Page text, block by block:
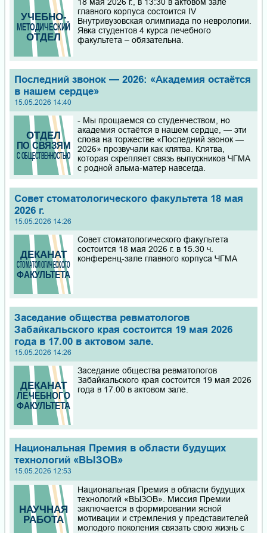
главного корпуса состоится IV
Внутривузовская олимпиада по неврологии.
Явка студентов 4 курса лечебного
факультета – обязательна.
Последний звонок — 2026: «Академия остаётся
в нашем сердце»
15.05.2026 14:40
- Мы прощаемся со студенчеством, но
академия остаётся в нашем сердце, — эти
слова на торжестве «Последний звонок —
2026» прозвучали как клятва. Клятва,
которая скрепляет связь выпускников ЧГМА
с родной альма‑матер навсегда.
Совет стоматологического факультета 18 мая
2026 г.
15.05.2026 14:26
Совет стоматологического факультета
состоится 18 мая 2026 г. в 15.30 ч.
конференц-зале главного корпуса ЧГМА
Заседание общества ревматологов
Забайкальского края состоится 19 мая 2026
года в 17.00 в актовом зале.
15.05.2026 14:26
Заседание общества ревматологов
Забайкальского края состоится 19 мая 2026
года в 17.00 в актовом зале.
Национальная Премия в области будущих
технологий «ВЫЗОВ»
15.05.2026 12:53
Национальная Премия в области будущих
технологий «ВЫЗОВ». Миссия Премии
заключается в формировании ясной
мотивации и стремления у представителей
молодого поколения связать свою жизнь с